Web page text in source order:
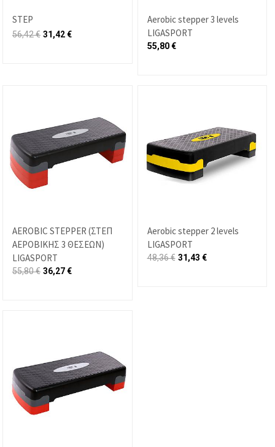
STEP
56,42€ 31,42€
Aerobic stepper 3 levels
LIGASPORT
55,80€
AEROBIC STEPPER (ΣΤΕΠ
ΑΕΡΟΒΙΚΗΣ 3 ΘΕΣΕΩΝ)
LIGASPORT
55,80€ 36,27€
Aerobic stepper 2 levels
LIGASPORT
48,36€ 31,43 €